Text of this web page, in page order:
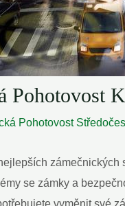
Pohotovost
Pohotovost
se zámky a
vyměnit své